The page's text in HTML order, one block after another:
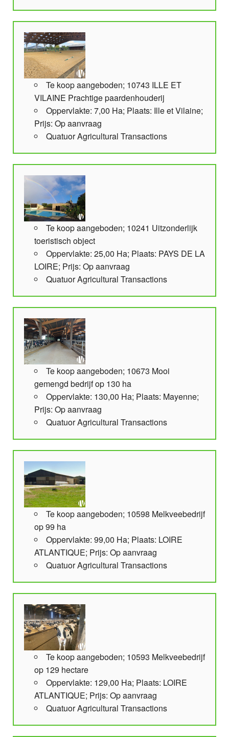
Te koop aangeboden; 10743 ILLE ET
VILAINE Prachtige paardenhouderij
Oppervlakte: 7,00 Ha; Plaats: Ille et Vilaine;
Prijs: Op aanvraag
Quatuor Agricultural Transactions
Te koop aangeboden; 10241 Uitzonderlijk
toeristisch object
Oppervlakte: 25,00 Ha; Plaats: PAYS DE LA
LOIRE; Prijs: Op aanvraag
Quatuor Agricultural Transactions
Te koop aangeboden; 10673 Mooi
gemengd bedrijf op 130 ha
Oppervlakte: 130,00 Ha; Plaats: Mayenne;
Prijs: Op aanvraag
Quatuor Agricultural Transactions
Te koop aangeboden; 10598 Melkveebedrijf
op 99 ha
Oppervlakte: 99,00 Ha; Plaats: LOIRE
ATLANTIQUE; Prijs: Op aanvraag
Quatuor Agricultural Transactions
Te koop aangeboden; 10593 Melkveebedrijf
op 129 hectare
Oppervlakte: 129,00 Ha; Plaats: LOIRE
ATLANTIQUE; Prijs: Op aanvraag
Quatuor Agricultural Transactions